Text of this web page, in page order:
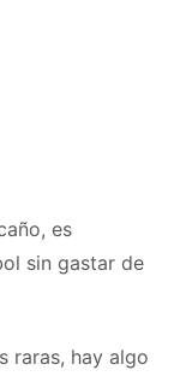
es
sin gastar de
raras, hay algo